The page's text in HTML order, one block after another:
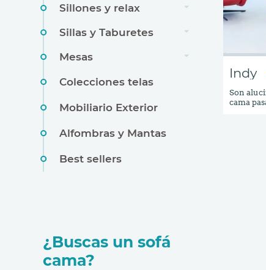
Sillones y relax
Sillas y Taburetes
Mesas
Colecciones telas
Mobiliario Exterior
Alfombras y Mantas
Best sellers
¿Buscas un sofá
cama?
Indy
Son
cama